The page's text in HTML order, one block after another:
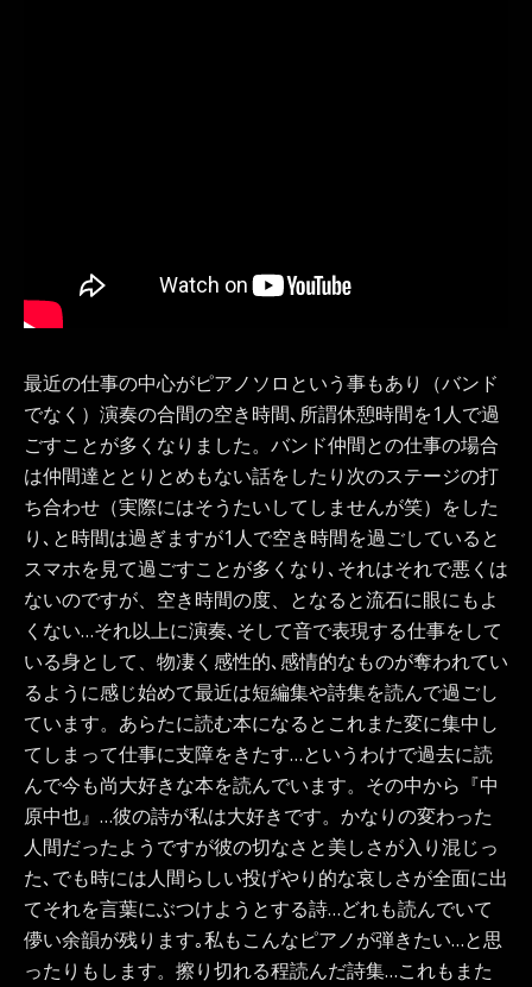
最近の仕事の中心がピアノソロという事もあり（バンド
でなく）演奏の合間の空き時間､所謂休憩時間を1人で過
ごすことが多くなりました。バンド仲間との仕事の場合
は仲間達ととりとめもない話をしたり次のステージの打
ち合わせ（実際にはそうたいしてしませんが笑）をした
り､と時間は過ぎますが1人で空き時間を過ごしていると
スマホを見て過ごすことが多くなり､それはそれで悪くは
ないのですが、空き時間の度、となると流石に眼にもよ
くない…それ以上に演奏､そして音で表現する仕事をして
いる身として、物凄く感性的､感情的なものが奪われてい
るように感じ始めて最近は短編集や詩集を読んで過ごし
ています。あらたに読む本になるとこれまた変に集中し
てしまって仕事に支障をきたす…というわけで過去に読
んで今も尚大好きな本を読んでいます。その中から『中
原中也』…彼の詩が私は大好きです。かなりの変わった
人間だったようですが彼の切なさと美しさが入り混じっ
た､でも時には人間らしい投げやり的な哀しさが全面に出
てそれを言葉にぶつけようとする詩…どれも読んでいて
儚い余韻が残ります｡私もこんなピアノが弾きたい…と思
ったりもします。擦り切れる程読んだ詩集…これもまた